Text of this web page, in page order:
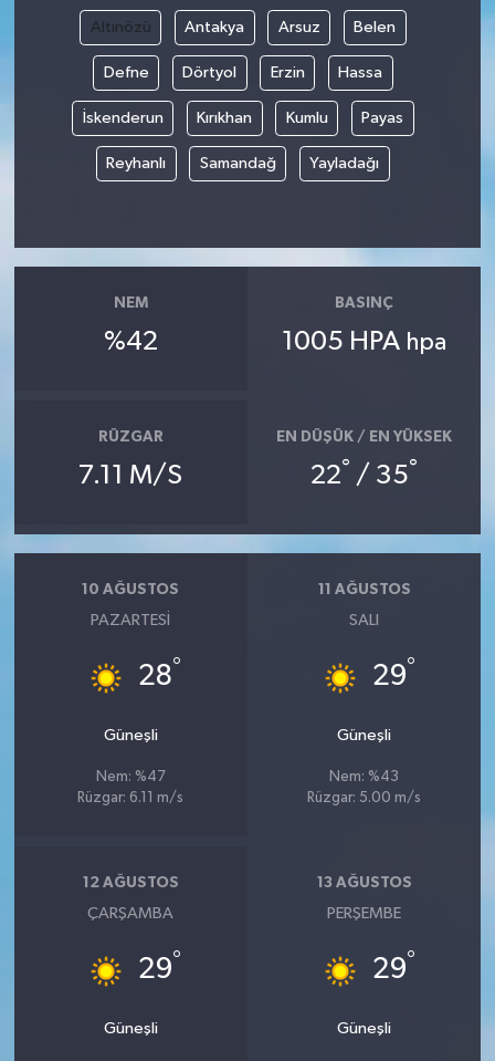
Altınözü Antakya Arsuz Belen
Defne Dörtyol Erzin Hassa
İskenderun Kırıkhan Kumlu Payas
Reyhanlı Samandağ Yayladağı
NEM
%42
BASINÇ
1005 HPA hpa
RÜZGAR
7.11 M/S
EN DÜŞÜK / EN YÜKSEK
22° / 35°
10 AĞUSTOS
PAZARTESI
28°
Güneşli
Nem: %47
Rüzgar: 6.11 m/s
11 AĞUSTOS
SALI
29°
Güneşli
Nem: %43
Rüzgar: 5.00 m/s
12 AĞUSTOS
ÇARŞAMBA
29°
Güneşli
13 AĞUSTOS
PERŞEMBE
29°
Güneşli